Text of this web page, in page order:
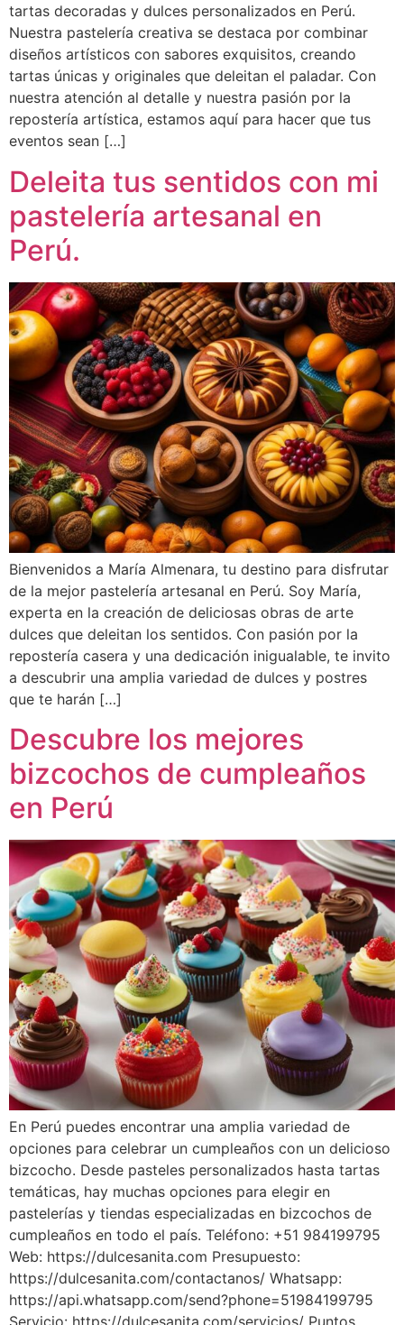
tartas decoradas y dulces personalizados en Perú.
Nuestra pastelería creativa se destaca por combinar
diseños artísticos con sabores exquisitos, creando
tartas únicas y originales que deleitan el paladar. Con
nuestra atención al detalle y nuestra pasión por la
repostería artística, estamos aquí para hacer que tus
eventos sean […]
Deleita tus sentidos con mi
pastelería artesanal en
Perú.
Bienvenidos a María Almenara, tu destino para disfrutar
de la mejor pastelería artesanal en Perú. Soy María,
experta en la creación de deliciosas obras de arte
dulces que deleitan los sentidos. Con pasión por la
repostería casera y una dedicación inigualable, te invito
a descubrir una amplia variedad de dulces y postres
que te harán […]
Descubre los mejores
bizcochos de cumpleaños
en Perú
En Perú puedes encontrar una amplia variedad de
opciones para celebrar un cumpleaños con un delicioso
bizcocho. Desde pasteles personalizados hasta tartas
temáticas, hay muchas opciones para elegir en
pastelerías y tiendas especializadas en bizcochos de
cumpleaños en todo el país. Teléfono: +51 984199795
Web: https://dulcesanita.com Presupuesto:
https://dulcesanita.com/contactanos/ Whatsapp:
https://api.whatsapp.com/send?phone=51984199795